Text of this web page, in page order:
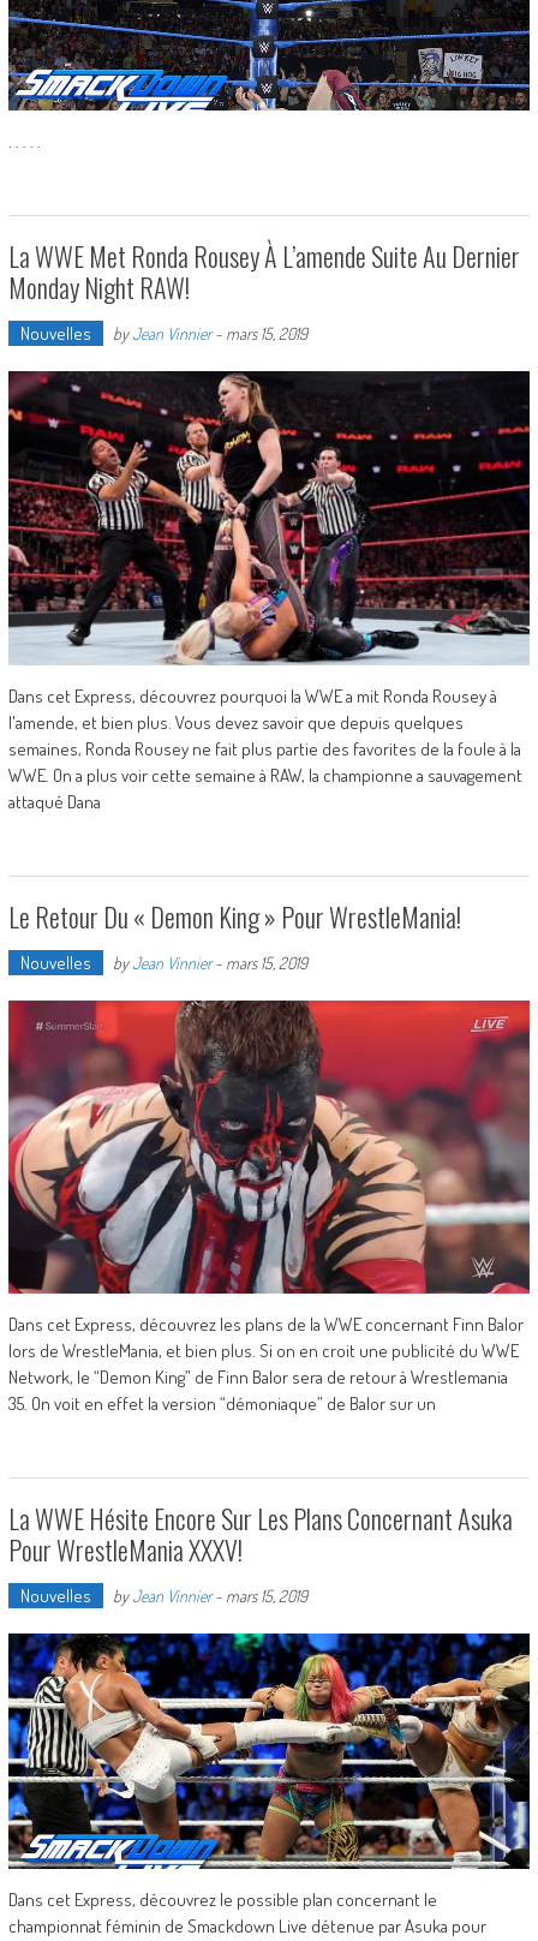
. . . . .
La WWE Met Ronda Rousey À L’amende Suite Au Dernier
Monday Night RAW!
Nouvelles byJean Vinnier- mars 15, 2019
Dans cet Express, découvrez pourquoi la WWE a mit Ronda Rousey à
l'amende, et bien plus. Vous devez savoir que depuis quelques
semaines, Ronda Rousey ne fait plus partie des favorites de la foule à la
WWE. On a plus voir cette semaine à RAW, la championne a sauvagement
attaqué Dana
Le Retour Du « Demon King » Pour WrestleMania!
Nouvelles byJean Vinnier- mars 15, 2019
Dans cet Express, découvrez les plans de la WWE concernant Finn Balor
lors de WrestleMania, et bien plus. Si on en croit une publicité du WWE
Network, le “Demon King” de Finn Balor sera de retour à Wrestlemania
35. On voit en effet la version “démoniaque” de Balor sur un
La WWE Hésite Encore Sur Les Plans Concernant Asuka
Pour WrestleMania XXXV!
Nouvelles byJean Vinnier- mars 15, 2019
Dans cet Express, découvrez le possible plan concernant le
championnat féminin de Smackdown Live détenue par Asuka pour